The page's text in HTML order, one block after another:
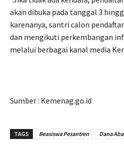
akan dibuka pada tanggal 3
karenanya, santri calon
dan mengikuti perkembangan
melalui berbagai kanal media
Sumber : Kemenag.go.id
TAGS Beasiswa Pesantren Dana